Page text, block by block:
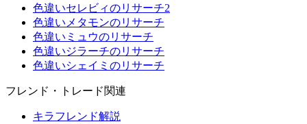
色違いセレビィのリサーチ2
色違いメタモンのリサーチ
色違いミュウのリサーチ
色違いジラーチのリサーチ
色違いシェイミのリサーチ
フレンド・トレード関連
キラフレンド解説